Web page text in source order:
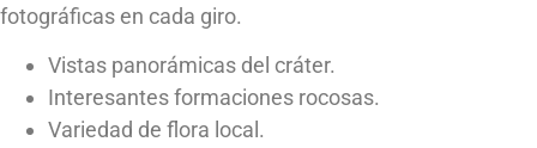
fotográficas en cada giro.
Vistas panorámicas del cráter.
Interesantes formaciones rocosas.
Variedad de flora local.